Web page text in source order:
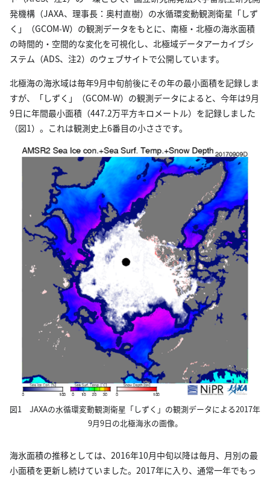
発機構（JAXA、理事長：奥村直樹）の水循環変動観測衛星「しず
く」（GCOM-W）の観測データをもとに、南極・北極の海氷面積
の時間的・空間的な変化を可視化し、北極域データアーカイブシ
ステム（ADS、注2）のウェブサイトで公開しています。
北極海の海氷域は毎年9月中旬前後にその年の最小面積を記録しま
すが、「しずく」（GCOM-W）の観測データによると、今年は9月
9日に年間最小面積（447.2万平方キロメートル）を記録しました
（図1）。これは観測史上6番目の小ささです。
図1 JAXAの水循環変動観測衛星「しずく」の観測データによる2017年
9月9日の北極海氷の画像。
海氷面積の推移としては、2016年10月中旬以降は毎月、月別の最
小面積を更新し続けていました。2017年に入り、通常一年でもっ